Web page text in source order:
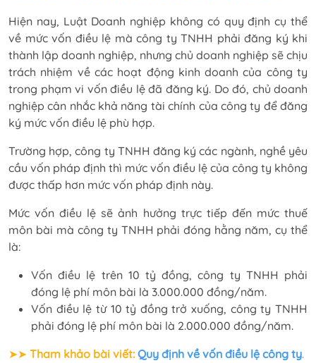
Hiện nay, Luật Doanh nghiệp không có quy định cụ thể
về mức vốn điều lệ mà công ty TNHH phải đăng ký khi
thành lập doanh nghiệp, nhưng chủ doanh nghiệp sẽ chịu
trách nhiệm về các hoạt động kinh doanh của công ty
trong phạm vi vốn điều lệ đã đăng ký. Do đó, chủ doanh
nghiệp cân nhắc khả năng tài chính của công ty để đăng
ký mức vốn điều lệ phù hợp.
Trường hợp, công ty TNHH đăng ký các ngành, nghề yêu
cầu vốn pháp định thì mức vốn điều lệ của công ty không
được thấp hơn mức vốn pháp định này.
Mức vốn điều lệ sẽ ảnh hưởng trực tiếp đến mức thuế
môn bài mà công ty TNHH phải đóng hằng năm, cụ thể
là:
Vốn điều lệ trên 10 tỷ đồng, công ty TNHH phải
đóng lệ phí môn bài là 3.000.000 đồng/năm.
Vốn điều lệ từ 10 tỷ đồng trở xuống, công ty TNHH
phải đóng lệ phí môn bài là 2.000.000 đồng/năm.
➤➤ Tham khảo bài viết: Quy định về vốn điều lệ công ty.